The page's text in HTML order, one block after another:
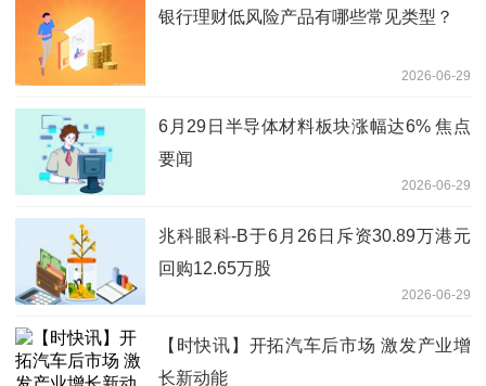
银行理财低风险产品有哪些常见类型？
2026-06-29
6月29日半导体材料板块涨幅达6% 焦点
要闻
2026-06-29
兆科眼科-B于6月26日斥资30.89万港元
回购12.65万股
2026-06-29
【时快讯】开拓汽车后市场 激发产业增
长新动能